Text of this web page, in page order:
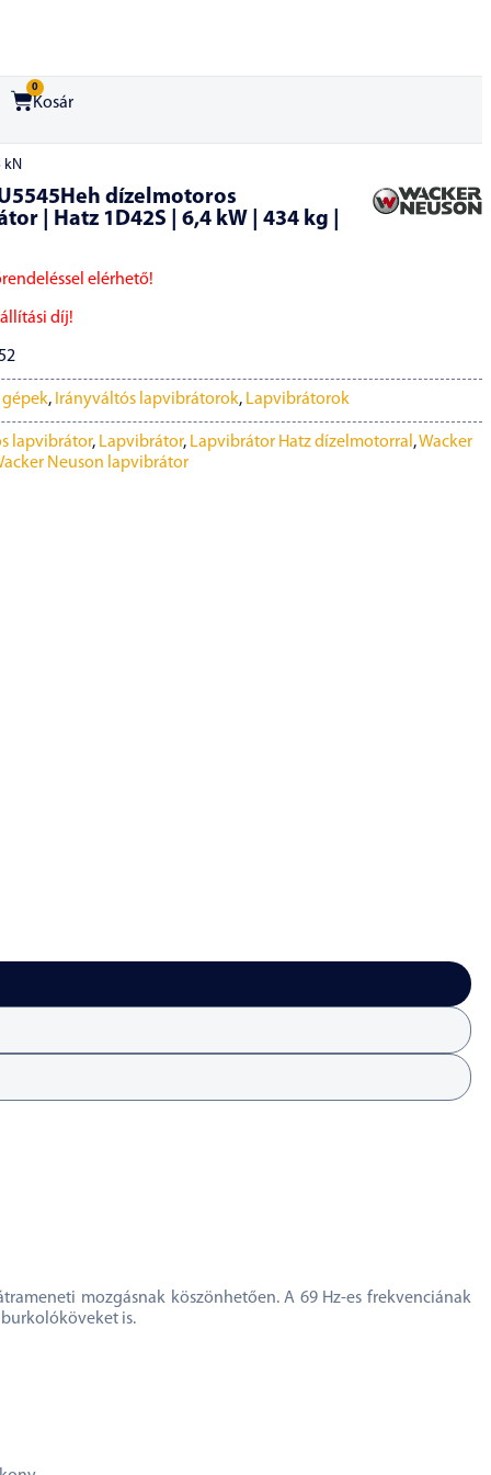
0
Kosár
dízelmotoros
| Hatz 1D42S | 6,4 kW | 434 kg |
elérhető!
díj!
, Irányváltós lapvibrátorok, Lapvibrátorok
lapvibrátor, Lapvibrátor, Lapvibrátor Hatz dízelmotorral ,Wacker
Neuson lapvibrátor
mozgásnak köszönhetően. A 69 Hz-es frekvenciának
is.